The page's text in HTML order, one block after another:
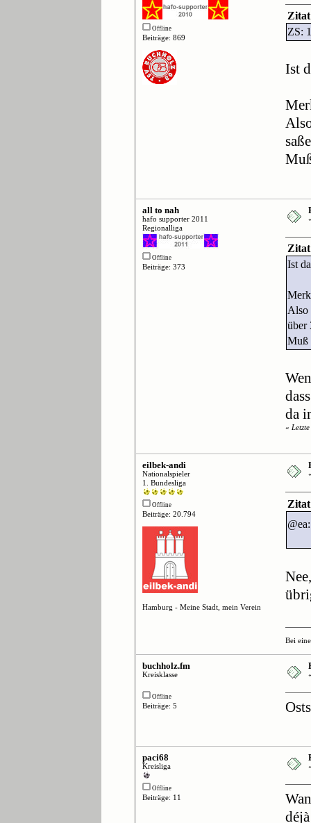
Offline
Beiträge: 869
ZS:
Ist
all to nah
hafo supporter 2011
Regionalliga
Offline
Beiträge: 373
Zitat
Ist
Also
über
Muß
da
«
eilbek-andi
Nationalspieler
1. Bundesliga
Offline
Beiträge: 20.794
Hamburg - Meine Stadt, mein Verein
Bei
buchholz.fm
Kreisklasse
Offline
Beiträge: 5
paci68
Kreisliga
Offline
Beiträge: 11